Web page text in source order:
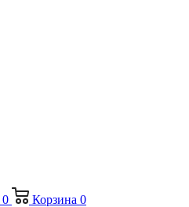
0 Корзина 0